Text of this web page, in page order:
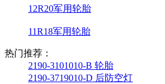
12R20军用轮胎
11R18军用轮胎
热门推荐：
2190-3101010-B 轮胎
2190-3719010-D 后防空灯